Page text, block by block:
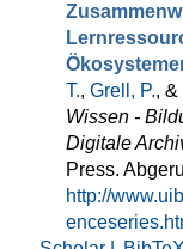
T., Grell, P., &
Wissen -
Digitale
Press.
http://